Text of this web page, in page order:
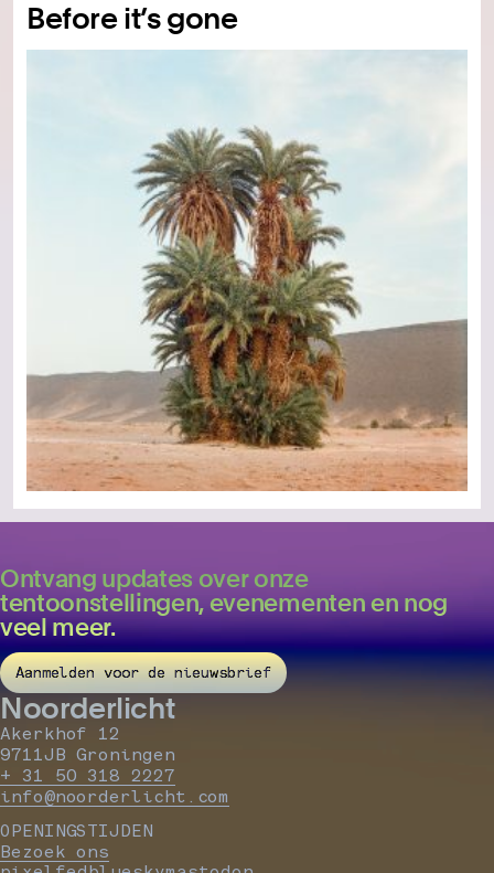
Before it’s gone
Ontvang updates over onze
tentoonstellingen, evenementen en nog
veel meer.
Aanmelden voor de nieuwsbrief
Noorderlicht
Akerkhof 12
9711JB Groningen
+ 31 50 318 2227
info@noorderlicht.com
OPENINGSTIJDEN
Bezoek ons